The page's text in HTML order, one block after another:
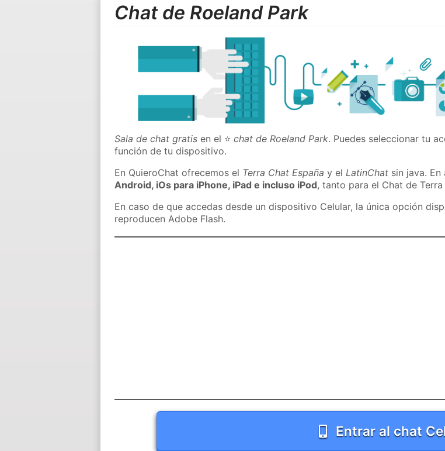
Chat de Roeland Park
Sala de chat gratis en el ⭐chat de Roeland Park. Puedes seleccionar tu
función de tu dispositivo.
En QuieroChat ofrecemos el Terra Chat España y elLatinChat sin java.
Android, iOs para iPhone, iPad e incluso iPod, tanto para el Chat de
En caso de que accedas desde un dispositivo Celular, la única opción
reproducen Adobe Flash.
Entrar al chat